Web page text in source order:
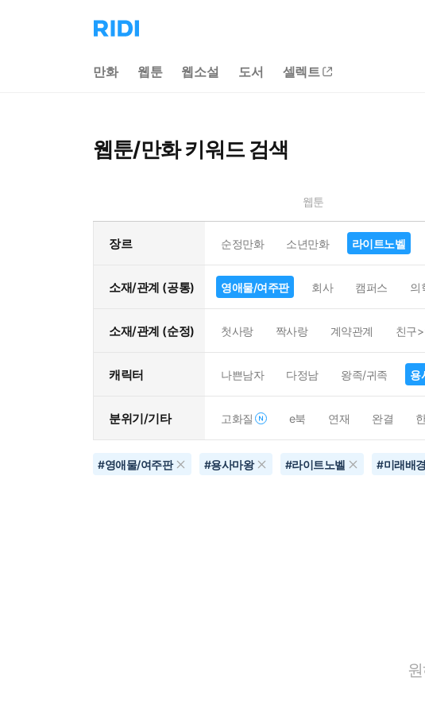
리
디
으
만화 웹툰 웹소설 도서 셀렉트
웹툰/만화 키워드 검색
웹툰
장르 순정만화 소년만화 라이트노벨
소재/관계 (공통) 영애물/여주판 회사 캠퍼스 의
소재/관계 (순정) 첫사랑 짝사랑 계약관계 친구
캐릭터 나쁜남자 다정남 왕족/귀족 용
분위기/기타 고화질 e북 연재 완결
#영애물/여주판 #용사마왕 #라이트노벨 #미래배경